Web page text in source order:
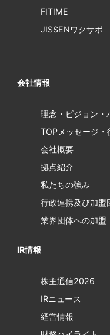
FITIME
JISSENワクサポ
会社情報
理念・ビジョン・
TOPメッセージ・
会社概要
拠点紹介
私たちの強み
行政連携及び加盟
業界団体への加盟
IR情報
株主通信2026
IRニュース
経営情報